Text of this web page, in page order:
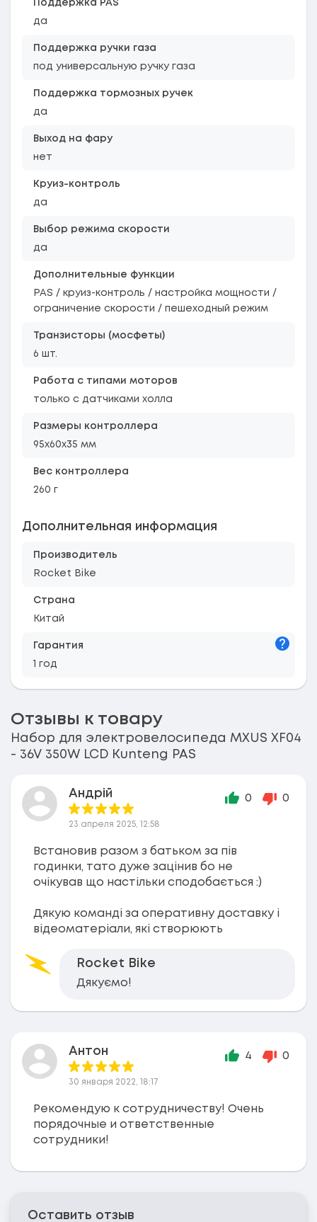
Поддержка PAS
да
Поддержка ручки газа
под универсальную ручку газа
Поддержка тормозных ручек
да
Выход на фару
нет
Круиз-контроль
да
Выбор режима скорости
да
Дополнительные функции
PAS / круиз-контроль / настройка мощности /
ограничение скорости / пешеходный режим
Транзисторы (мосфеты)
6 шт.
Работа с типами моторов
только с датчиками холла
Размеры контроллера
95x60x35 мм
Вес контроллера
260 г
Дополнительная информация
Производитель
Rocket Bike
Страна
Китай
Гарантия
1 год
Отзывы к товару
Набор для электровелосипеда MXUS XF04
- 36V 350W LCD Kunteng PAS
Андрій
23 апреля 2025, 12:58
Встановив разом з батьком за пів
годинки, тато дуже зацінив бо не
очікував що настільки сподобається :)
Дякую команді за оперативну доставку і
відеоматеріали, які створюють
0 0
Rocket Bike
Дякуємо!
Антон
30 января 2022, 18:17
Рекомендую к сотрудничеству! Очень
порядочные и ответственные
сотрудники!
4 0
Оставить отзыв